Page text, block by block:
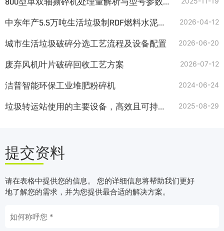
中东年产5.5万吨生活垃圾制RDF燃料水泥窑协同处置项目 2026-04-12
城市生活垃圾破碎分选工艺流程及设备配置 2026-06-20
废弃风机叶片破碎回收工艺方案 2026-07-12
洁普智能环保工业堆肥粉碎机 2024-06-24
垃圾转运站使用的主要设备，高效且可持续的垃圾管理解决方案 2025-08-29
提交资料
请在表格中提供您的信息。 您的详细信息将帮助我们更好
地了解您的需求，并为您提供最合适的解决方案。